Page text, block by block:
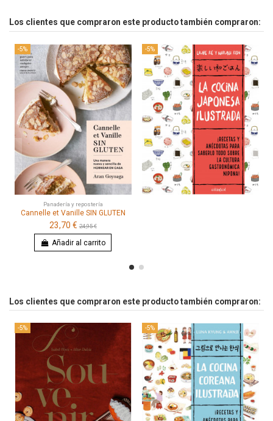
Los clientes que compraron este producto también compraron:
-5%
Panadería y repostería
Cannelle et Vanille SIN GLUTEN
23,70 €24,95 €
Añadir al carrito
-5%
Los clientes que compraron este producto también compraron:
-5% -5%